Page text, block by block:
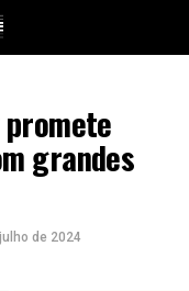
grandes
de 2024